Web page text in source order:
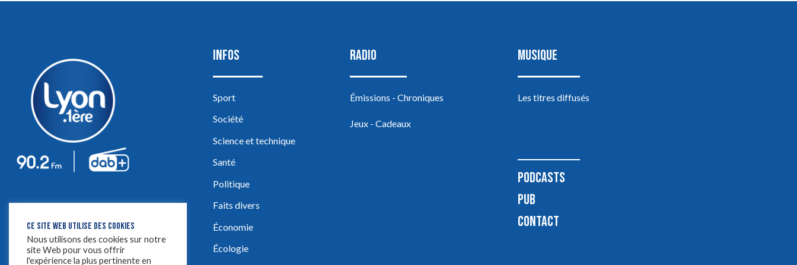
INFOS
Sport
Société
Science et technique
Santé
Politique
Faits divers
Économie
Écologie
RADIO
Émissions - Chroniques
Jeux - Cadeaux
MUSIQUE
Les titres diffusés
PODCASTS
PUB
CONTACT
CE SITE WEB UTILISE DES COOKIES
Nous utilisons des cookies sur notre
site Web pour vous offrir
l'expérience la plus pertinente en